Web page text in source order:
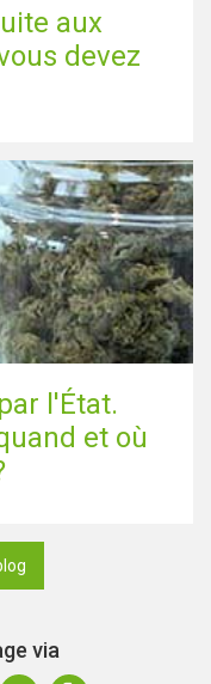
aux
devez
l'État.
et où
via